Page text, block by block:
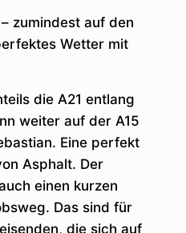
zumindest auf den
Wetter mit
die A21 entlang
weiter auf der A15
Eine perfekt
Asphalt. Der
einen kurzen
Das sind für
die sich auf